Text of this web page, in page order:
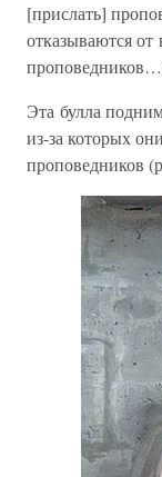
[прислать]
отказываются
Эта булла
из-за которых
проповедников